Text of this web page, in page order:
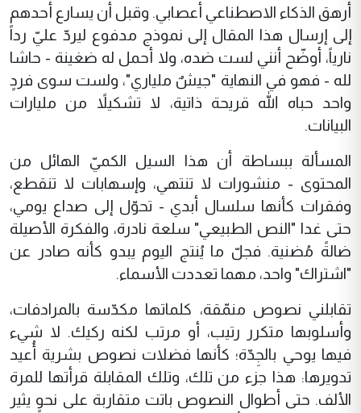
أرهق الذكاء الاصطناعي أعصابي. وقبل أن يسارع أحدهم
إلى إرسال هذا المقال إلى نموذج مدفوع ليردّ عليّ رداً
نارياً، أوضّح أنني لست ضده، ولا أحمل له ضغينة - حاشا
لله - فهو في النهاية "جيشٌ ملياري"، ولست سوى فردٍ
واحد حباه الله قريحة ذاتية، لا تشكيلاً من مليارات
البيانات.
المسألة ببساطة أن هذا السيل الكميّ الهائل من
المحتوى - منشورات لا تنتهي، وإسهابات لا تنقطع،
وفقرات كأنها سلسال أبدي - تحوّل إلى صداع يومي،
حتى غدا "النص الطبيعي" سلعة نادرة، والفكرة الأصيلة
ضالةً مُضنية. فجلّ ما يُنتج اليوم يبدو كأنه صادر عن
"اشتراك" واحد، مهما تعددت الأسماء.
تقابلني نصوص منمّقة، كلماتها مكدّسة بالمرادفات،
وأسلوبها متكرر رتيب، أو مرتب لكنه ركيك. لا شيء
فيها يوحي بالجِدّة؛ كأنها فضلات نصوص بشرية أُعيد
تدويرها: هذا جزء من تلك، وتلك المقابلة قرأتها للمرة
الألف. حتى أطوال النصوص باتت متقاربة على نحوٍ يثير